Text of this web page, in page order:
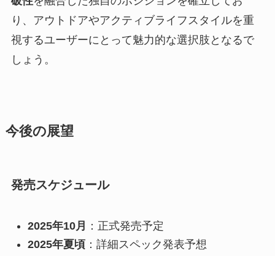
り、アウトドアやアクティブライフスタイルを重
視するユーザーにとって魅力的な選択肢となるで
しょう。
今後の展望
発売スケジュール
2025年10月
：正式発売予定
2025年夏頃：詳細スペック発表予想